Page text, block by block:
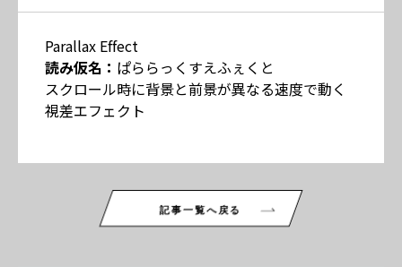
Parallax Effect
読み仮名： ぱららっくすえふぇくと
スクロール時に背景と前景が異なる速度で動く
視差エフェクト
記事一覧へ戻る